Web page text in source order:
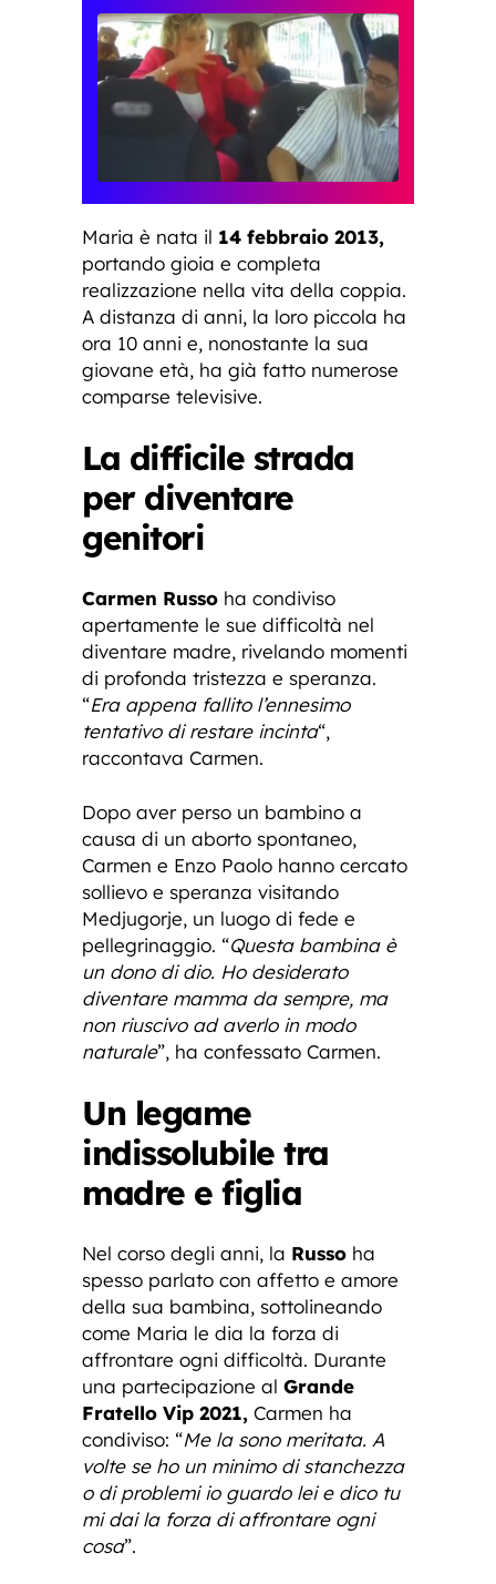
Maria è nata il 14 febbraio 2013,
portando gioia e completa
realizzazione nella vita della coppia.
A distanza di anni, la loro piccola ha
ora 10 anni e, nonostante la sua
giovane età, ha già fatto numerose
comparse televisive.
La difficile strada
per diventare
genitori
Carmen Russo ha condiviso
apertamente le sue difficoltà nel
diventare madre, rivelando momenti
di profonda tristezza e speranza.
“Era appena fallito l’ennesimo
tentativo di restare incinta“,
raccontava Carmen.
Dopo aver perso un bambino a
causa di un aborto spontaneo,
Carmen e Enzo Paolo hanno cercato
sollievo e speranza visitando
Medjugorje, un luogo di fede e
pellegrinaggio. “Questa bambina è
un dono di dio. Ho desiderato
diventare mamma da sempre, ma
non riuscivo ad averlo in modo
naturale”, ha confessato Carmen.
Un legame
indissolubile tra
madre e figlia
Nel corso degli anni, la Russo ha
spesso parlato con affetto e amore
della sua bambina, sottolineando
come Maria le dia la forza di
affrontare ogni difficoltà. Durante
una partecipazione al Grande
Fratello Vip 2021, Carmen ha
condiviso: “Me la sono meritata. A
volte se ho un minimo di stanchezza
o di problemi io guardo lei e dico tu
mi dai la forza di affrontare ogni
cosa”.